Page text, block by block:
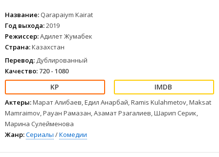
Название: Qarapaiym Kairat
Год выхода:2019
Режиссер:Адилет Жумабек
Страна:Казахстан
Перевод: Дублированный
Качество: 720 - 1080
Актеры:Марат Алибаев, Едил Анарбай, Ramis Kulahmetov, Maksat
Mamraimov, Рауан Рамазан, Азамат Рзагалиев, Шарип Серик,
Марина Сулейменова
Жанр:Сериалы /Комедии